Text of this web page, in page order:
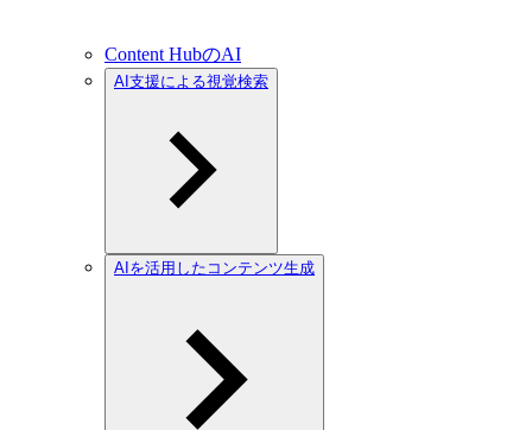
Content HubのAI
AI支援による視覚検索
AIを活用したコンテンツ生成